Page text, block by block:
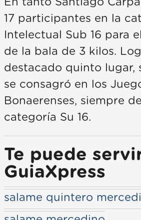
17 participantes en la
Intelectual Sub 16 para
de la bala de 3 kilos.
destacado quinto lugar,
se consagró en los
Bonaerenses, siempre
categoría Su 16.
Te puede
GuiaXpress
salame quintero